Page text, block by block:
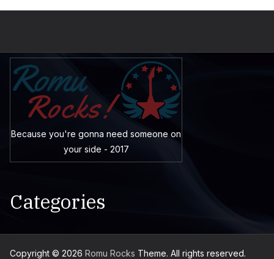
Because you're gonna need someone on
your side - 2017
Categories
Copyright © 2026 Romu Rocks Theme. All rights reserved.